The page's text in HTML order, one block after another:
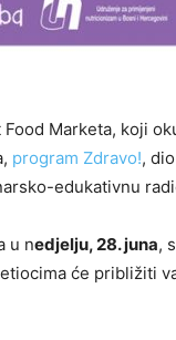
Marketa, koji
program Zdravo!,
edukativnu
u nedjelju, 28. juna,
će približiti